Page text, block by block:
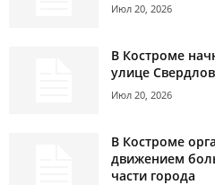
Июл 20, 2026
В Костроме
улице
Июл 20, 2026
В Костроме
движением
части города